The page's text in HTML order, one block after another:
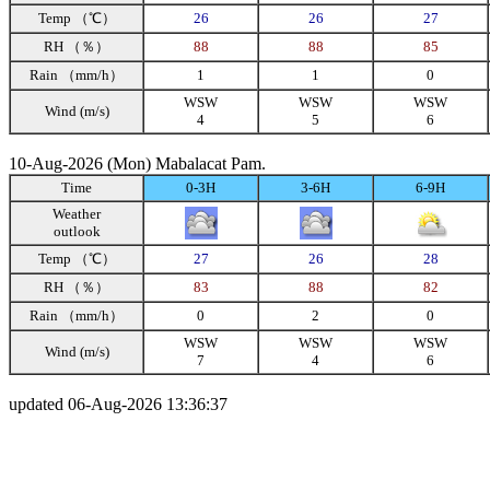
Temp （℃）
26 26
27
RH （％）
88 88
85
Rain （mm/h）
1 1 0
Wind (m/s)
WSW
4
WSW
5
WSW
6
10-Aug-2026 (Mon) Mabalacat Pam.
Time 0-3H 3-6H
6-9H
Weather
outlook
Temp （℃）
27 26
28
RH （％）
83 88
82
Rain （mm/h）
0 2 0
Wind (m/s)
WSW
7
WSW
4
WSW
6
updated 06-Aug-2026 13:36:37